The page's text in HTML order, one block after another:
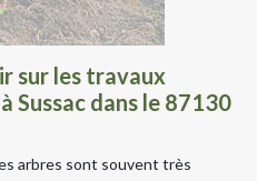
sur les travaux
Sussac dans le 87130
arbres sont souvent très